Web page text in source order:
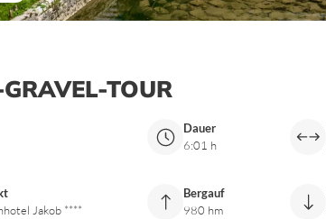
TOUR
Dauer
6:01 h
Jakob ****
Bergauf
980 hm